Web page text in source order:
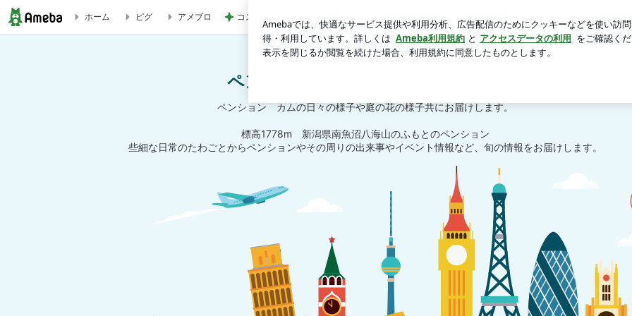
GWもたくさんのご宿泊ありがとうございました | ペンションカムの 「八海山便り」
ホーム ピグ アメブロ コストコ塩サバに足した冷凍シューマイ 新規登録
ペンションカムの 「八海山便り」
ペンション カムの日々の様子や庭の花の様子共にお届けします。
標高1778m 新潟県南魚沼八海山のふもとのペンション
些細な日常のたわごとからペンションやその周りの出来事やイベント情報など、旬の情報をお届けします。